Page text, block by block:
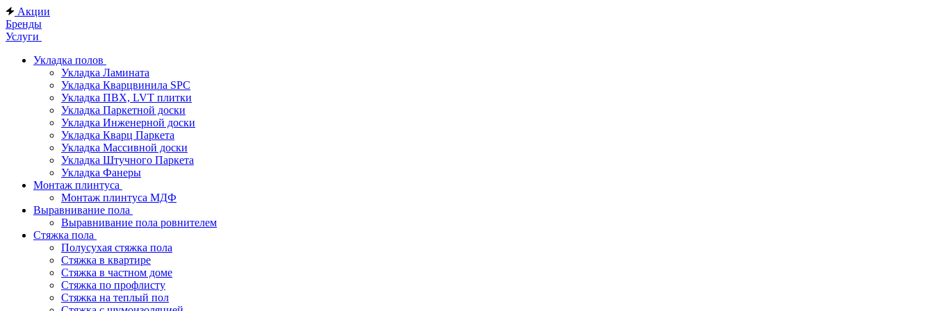
Акции
Бренды
Услуги
Укладка полов
Укладка Ламината
Укладка Кварцвинила SPC
Укладка ПВХ, LVT плитки
Укладка Паркетной доски
Укладка Инженерной доски
Укладка Кварц Паркета
Укладка Массивной доски
Укладка Штучного Паркета
Укладка Фанеры
Монтаж плинтуса
Монтаж плинтуса МДФ
Выравнивание пола
Выравнивание пола ровнителем
Стяжка пола
Полусухая стяжка пола
Стяжка в квартире
Стяжка в частном доме
Стяжка по профлисту
Стяжка на теплый пол